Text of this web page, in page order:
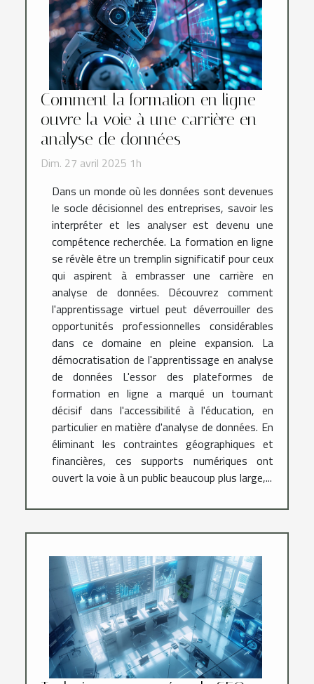
Comment la formation en ligne
ouvre la voie à une carrière en
analyse de données
Dim. 27 avril 2025 1h
Dans un monde où les données sont devenues
le socle décisionnel des entreprises, savoir les
interpréter et les analyser est devenu une
compétence recherchée. La formation en ligne
se révèle être un tremplin significatif pour ceux
qui aspirent à embrasser une carrière en
analyse de données. Découvrez comment
l'apprentissage virtuel peut déverrouiller des
opportunités professionnelles considérables
dans ce domaine en pleine expansion. La
démocratisation de l'apprentissage en analyse
de données L'essor des plateformes de
formation en ligne a marqué un tournant
décisif dans l'accessibilité à l'éducation, en
particulier en matière d'analyse de données. En
éliminant les contraintes géographiques et
financières, ces supports numériques ont
ouvert la voie à un public beaucoup plus large,...